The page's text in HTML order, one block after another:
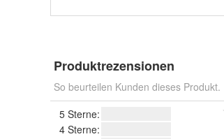
Produktrezensionen
So beurteilen Kunden dieses Produkt.
5 Sterne:
4 Sterne: